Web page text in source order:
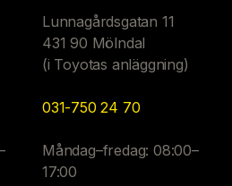
Lunnagårdsgatan 11
431 90 Mölndal
(i Toyotas anläggning)
031-750 24 70
Måndag–fredag: 08:00–
17:00